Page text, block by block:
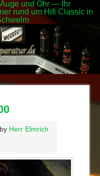
und Ohr — Ihr
rund um Hifi Classic in
by Herr Elmrich